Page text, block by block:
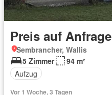
Preis auf Anfrage
Sembrancher, Wallis
5 Zimmer
94 m²
Aufzug
Vor 1 Woche, 3 Tagen